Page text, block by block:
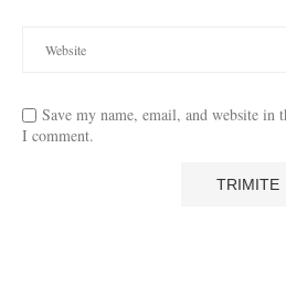
Save my name, email, and website in
I comment.